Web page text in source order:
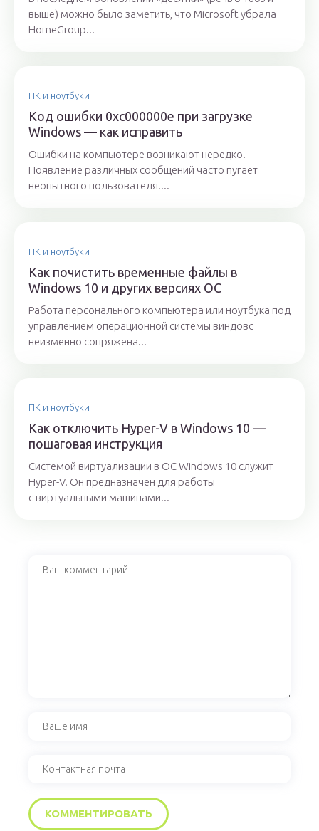
выше) можно было заметить, что Microsoft убрала
HomeGroup...
ПК и ноутбуки
Код ошибки 0xc000000e при загрузке
Windows — как исправить
Ошибки на компьютере возникают нередко.
Появление различных сообщений часто пугает
неопытного пользователя....
ПК и ноутбуки
Как почистить временные файлы в
Windows 10 и других версиях ОС
Работа персонального компьютера или ноутбука под
управлением операционной системы виндовс
неизменно сопряжена...
ПК и ноутбуки
Как отключить Hyper-V в Windows 10 —
пошаговая инструкция
Системой виртуализации в ОС Windows 10 служит
Hyper-V. Он предназначен для работы
с виртуальными машинами...